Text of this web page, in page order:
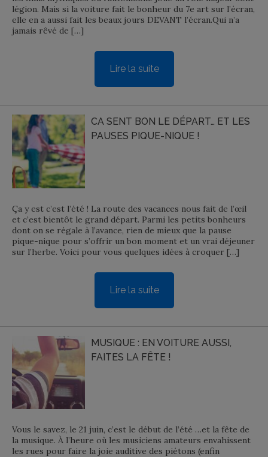
légion. Mais si la voiture fait le bonheur du 7e art sur l’écran,
elle en a aussi fait les beaux jours DEVANT l’écran.Qui n’a
jamais rêvé de […]
Lire la suite
CA SENT BON LE DÉPART… ET LES
PAUSES PIQUE-NIQUE !
Ça y est c’est l’été ! La route des vacances nous fait de l’œil
et c’est bientôt le grand départ. Parmi les petits bonheurs
dont on se régale à l’avance, rien de mieux que la pause
pique-nique pour s’offrir un bon moment et un vrai déjeuner
sur l’herbe. Voici pour vous quelques idées à croquer […]
Lire la suite
MUSIQUE : EN VOITURE AUSSI,
FAITES LA FÊTE !
Vous le savez, le 21 juin, c’est le début de l’été …et la fête de
la musique. À l’heure où les musiciens amateurs envahissent
les rues pour faire la joie auditive des piétons (enfin